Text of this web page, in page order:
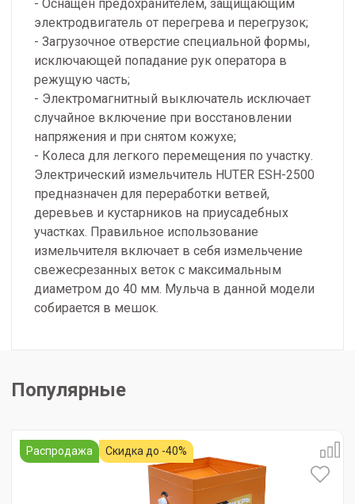
- Оснащен предохранителем, защищающим
электродвигатель от перегрева и перегрузок;
- Загрузочное отверстие специальной формы,
исключающей попадание рук оператора в
режущую часть;
- Электромагнитный выключатель исключает
случайное включение при восстановлении
напряжения и при снятом кожухе;
- Колеса для легкого перемещения по участку.
Электрический измельчитель HUTER ESH-2500
предназначен для переработки ветвей,
деревьев и кустарников на приусадебных
участках. Правильное использование
измельчителя включает в себя измельчение
свежесрезанных веток с максимальным
диаметром до 40 мм. Мульча в данной модели
собирается в мешок.
Популярные
Распродажа Скидка до -40%